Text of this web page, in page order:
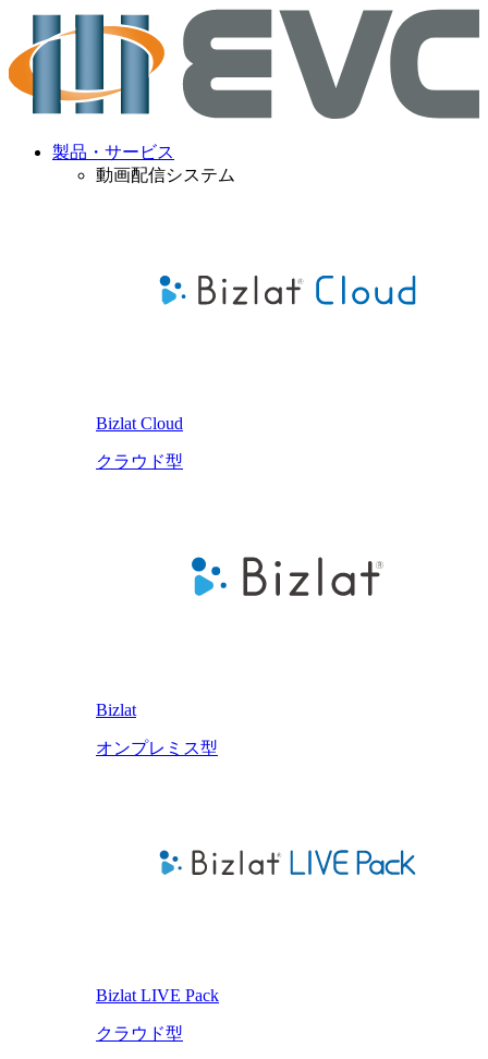
製品・サービス
動画配信システム
Bizlat Cloud
クラウド型
Bizlat
オンプレミス型
Bizlat LIVE Pack
クラウド型